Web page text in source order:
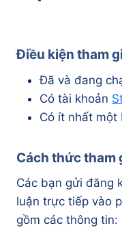
Điều kiện tham
Đã và đang
Có tài khoản
Có ít nhất một
Cách thức tham
Các bạn gửi đăng
luận trực tiếp vào
gồm các thông tin: